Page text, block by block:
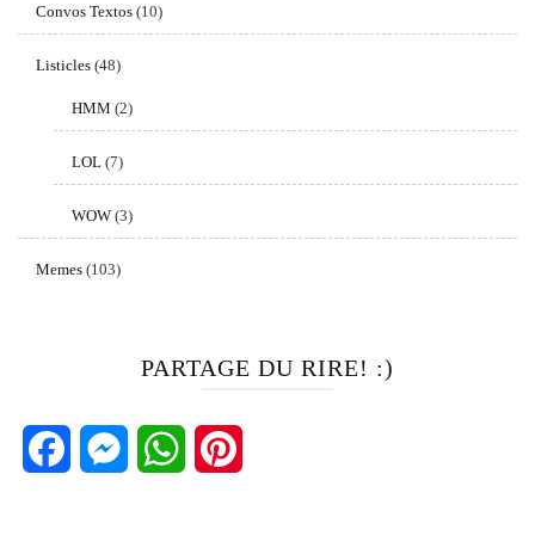
Convos Textos (10)
Listicles (48)
HMM (2)
LOL (7)
WOW (3)
Memes (103)
PARTAGE DU RIRE! :)